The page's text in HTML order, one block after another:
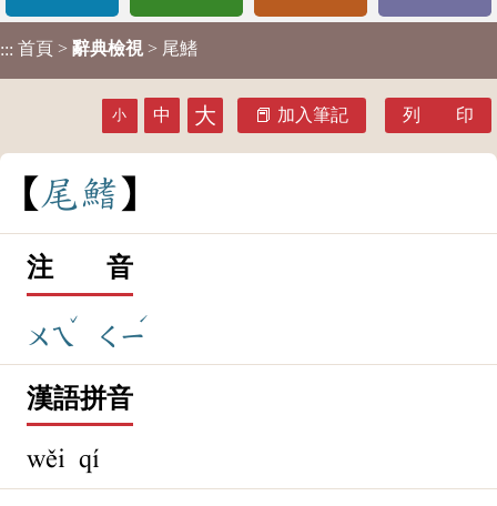
::: 首頁 > 辭典檢視 > 尾鰭
小 中 大 加入筆記 列 印
尾鰭
注 音
ㄨㄟ
ˇ
ㄑㄧ
ˊ
漢語拼音
wěi qí